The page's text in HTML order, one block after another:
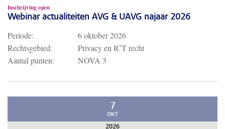
Inschrijving open
Webinar actualiteiten AVG & UAVG najaar 2026
Periode:
6 oktober 2026
Rechtsgebied:
Privacy en ICT recht
Aantal punten:
NOVA 3
7
OKT
2026